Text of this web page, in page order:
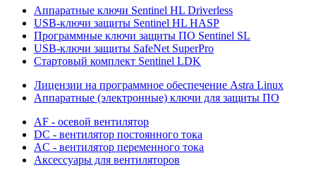
Аппаратные ключи Sentinel HL Driverless
USB-ключи защиты Sentinel HL HASP
Программные ключи защиты ПО Sentinel SL
USB-ключи защиты SafeNet SuperPro
Стартовый комплект Sentinel LDK
Лицензии на программное обеспечение Astra Linux
Аппаратные (электронные) ключи для защиты ПО
AF - осевой вентилятор
DC - вентилятор постоянного тока
AC - вентилятор переменного тока
Аксессуары для вентиляторов